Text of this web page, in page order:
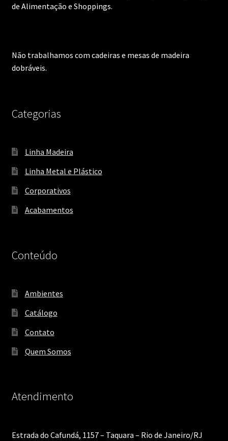
de Alimentação e Shoppings.
Não trabalhamos com cadeiras e mesas de madeira
dobráveis.
Categorias
Linha Madeira
Linha Metal e Plástico
Corporativos
Acabamentos
Conteúdo
Ambientes
Catálogo
Contato
Quem Somos
Atendimento
Estrada do Cafundá, 1157 – Taquara – Rio de Janeiro/RJ